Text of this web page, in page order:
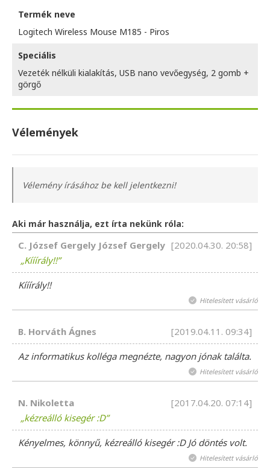
Termék neve
Logitech Wireless Mouse M185 - Piros
Speciális
Vezeték nélküli kialakítás, USB nano vevőegység, 2 gomb +
görgő
Vélemények
Vélemény írásához be kell jelentkezni!
Aki már használja, ezt írta nekünk róla:
C. József Gergely József Gergely [2020.04.30. 20:58]
Kííírály!!
Kííírály!!
Hitelesített vásárló
B. Horváth Ágnes [2019.04.11. 09:34]
Az informatikus kolléga megnézte, nagyon jónak találta.
Hitelesített vásárló
N. Nikoletta
[2017.04.20. 07:14]
kézreálló kisegér :D
Kényelmes, könnyű, kézreálló kisegér :D Jó döntés volt.
Hitelesített vásárló